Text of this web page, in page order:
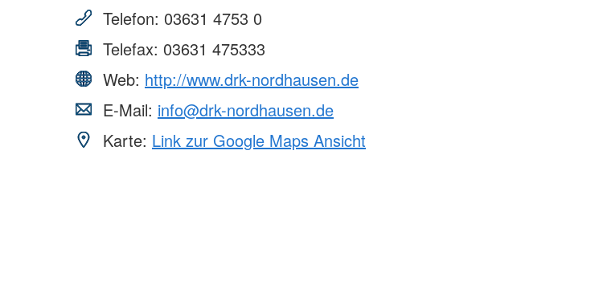
Telefon: 03631 4753 0
Telefax: 03631 475333
Web: http://www.drk-nordhausen.de
E-Mail: info@drk-nordhausen.de
Karte: Link zur Google Maps Ansicht